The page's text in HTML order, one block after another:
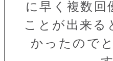
に早く複数回
ことが出来る
かったので